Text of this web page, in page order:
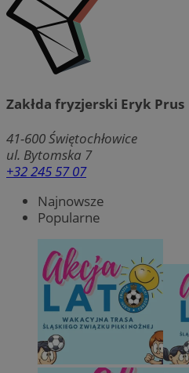
Zakłda fryzjerski Eryk Prus
41-600Świętochłowice
ul. Bytomska 7
+32 245 57 07
Najnowsze
Popularne